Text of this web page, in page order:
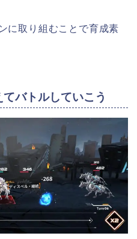
に取り組むことで育成素
バトルしていこう